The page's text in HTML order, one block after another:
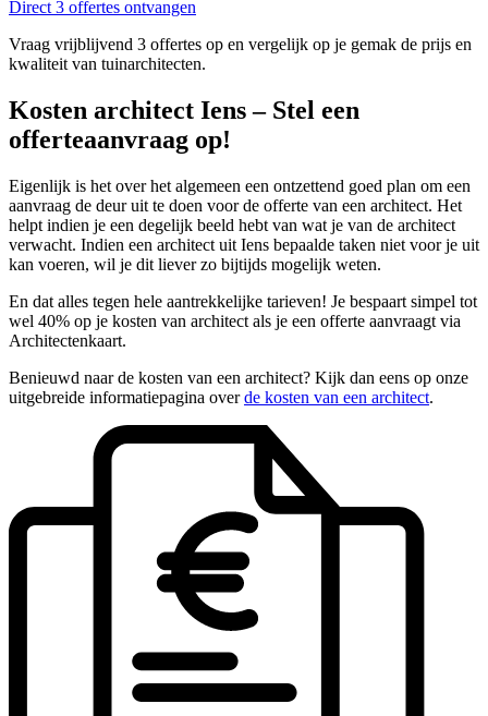
Direct 3 offertes ontvangen
Vraag vrijblijvend 3 offertes op en vergelijk op je gemak de prijs en
kwaliteit van tuinarchitecten.
Kosten architect Iens – Stel een
offerteaanvraag op!
Eigenlijk is het over het algemeen een ontzettend goed plan om een
aanvraag de deur uit te doen voor de offerte van een architect. Het
helpt indien je een degelijk beeld hebt van wat je van de architect
verwacht. Indien een architect uit Iens bepaalde taken niet voor je uit
kan voeren, wil je dit liever zo bijtijds mogelijk weten.
En dat alles tegen hele aantrekkelijke tarieven! Je bespaart simpel tot
wel 40% op je kosten van architect als je een offerte aanvraagt via
Architectenkaart.
Benieuwd naar de kosten van een architect? Kijk dan eens op onze
uitgebreide informatiepagina overde kosten van een architect.